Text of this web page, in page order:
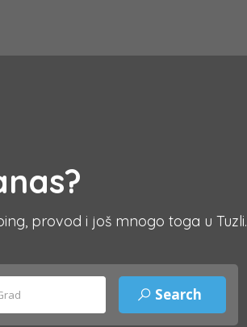
provod i još mnogo toga u Tuzli.